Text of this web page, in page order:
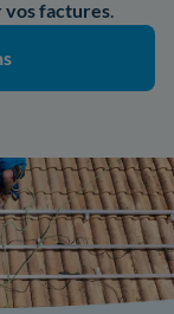
vos factures.